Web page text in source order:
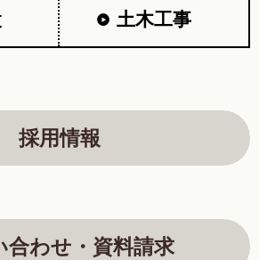
土木工事
採用情報
合わせ・資料請求